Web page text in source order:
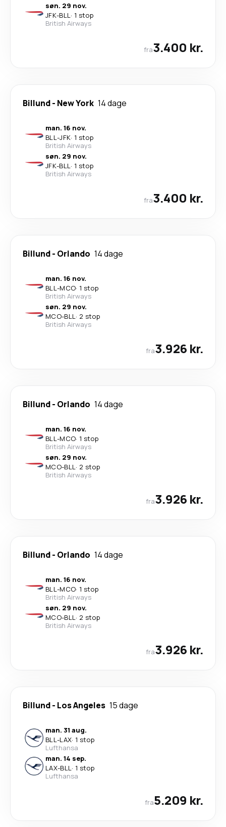
søn. 29 nov.
JFK-BLL· 1 stop
British Airways
fra3.400 kr.
Billund- New York 14 dage
man. 16 nov.
BLL-JFK· 1 stop
British Airways
søn. 29 nov.
JFK-BLL· 1 stop
British Airways
fra3.400 kr.
Billund- Orlando 14 dage
man. 16 nov.
BLL-MCO· 1 stop
British Airways
søn. 29 nov.
MCO-BLL· 2 stop
British Airways
fra3.926 kr.
Billund- Orlando 14 dage
man. 16 nov.
BLL-MCO· 1 stop
British Airways
søn. 29 nov.
MCO-BLL· 2 stop
British Airways
fra3.926 kr.
Billund- Orlando 14 dage
man. 16 nov.
BLL-MCO· 1 stop
British Airways
søn. 29 nov.
MCO-BLL· 2 stop
British Airways
fra3.926 kr.
Billund- Los Angeles 15 dage
man. 31 aug.
BLL-LAX· 1 stop
Lufthansa
man. 14 sep.
LAX-BLL· 1 stop
Lufthansa
fra5.209 kr.